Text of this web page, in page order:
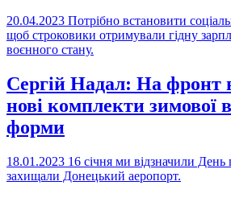
20.04.2023 Потрібно встановити
щоб строковики отримували гідну
воєнного стану.
Сергій Надал: На фронт
нові комплекти зимової
форми
18.01.2023 16 січня ми відзначили День
захищали Донецький аеропорт.